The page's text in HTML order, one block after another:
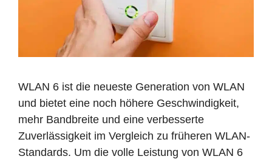
WLAN 6 ist die neueste Generation von WLAN
und bietet eine noch höhere Geschwindigkeit,
mehr Bandbreite und eine verbesserte
Zuverlässigkeit im Vergleich zu früheren WLAN-
Standards. Um die volle Leistung von WLAN 6